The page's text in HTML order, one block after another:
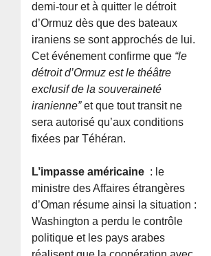
demi-tour et à quitter le détroit
d’Ormuz dès que des bateaux
iraniens se sont approchés de lui.
Cet événement confirme que “le
détroit d’Ormuz est le théâtre
exclusif de la souveraineté
iranienne”et que tout transit ne
sera autorisé qu’aux conditions
fixées par Téhéran.
L’impasse américaine : le
ministre des Affaires étrangères
d’Oman résume ainsi la situation :
Washington a perdu le contrôle
politique et les pays arabes